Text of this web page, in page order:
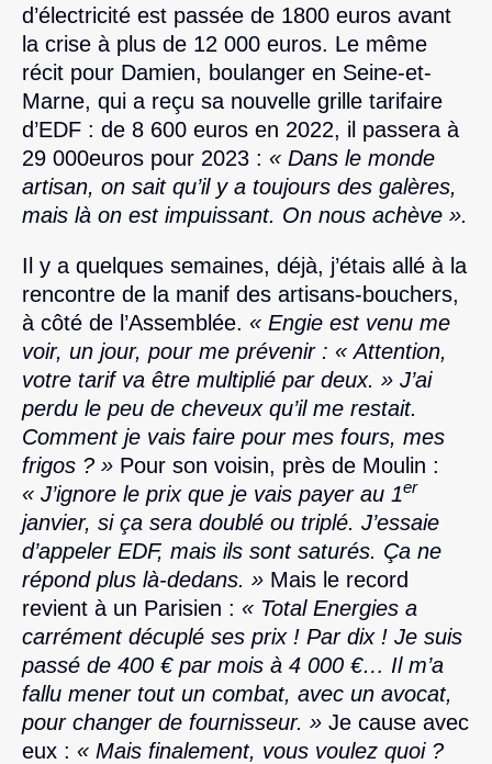
d’électricité est passée de 1800 euros avant
la crise à plus de 12 000 euros. Le même
récit pour Damien, boulanger en Seine-et-
Marne, qui a reçu sa nouvelle grille tarifaire
d’EDF : de 8 600 euros en 2022, il passera à
29 000euros pour 2023 : « Dans le monde
artisan, on sait qu’il y a toujours des galères,
mais là on est impuissant. On nous achève ».
Il y a quelques semaines, déjà, j’étais allé à la
rencontre de la manif des artisans-bouchers,
à côté de l’Assemblée. « Engie est venu me
voir, un jour, pour me prévenir : « Attention,
votre tarif va être multiplié par deux. » J’ai
perdu le peu de cheveux qu’il me restait.
Comment je vais faire pour mes fours, mes
frigos ? » Pour son voisin, près de Moulin :
« J’ignore le prix que je vais payer au 1er
janvier, si ça sera doublé ou triplé. J’essaie
d’appeler EDF, mais ils sont saturés. Ça ne
répond plus là-dedans. » Mais le record
revient à un Parisien : « Total Energies a
carrément décuplé ses prix ! Par dix ! Je suis
passé de 400 € par mois à 4 000 €… Il m’a
fallu mener tout un combat, avec un avocat,
pour changer de fournisseur. » Je cause avec
eux : « Mais finalement, vous voulez quoi ?